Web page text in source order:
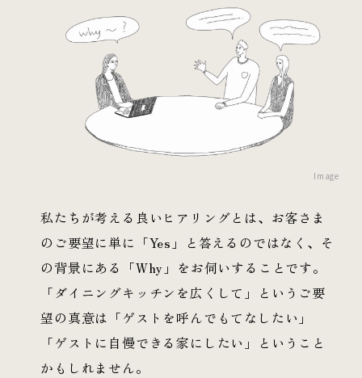
Image
私たちが考える良いヒアリングとは、お客さま
のご要望に単に「Yes」と答えるのではなく、そ
の背景にある「Why」をお伺いすることです。
「ダイニングキッチンを広くして」というご要
望の真意は「ゲストを呼んでもてなしたい」
「ゲストに自慢できる家にしたい」ということ
かもしれません。